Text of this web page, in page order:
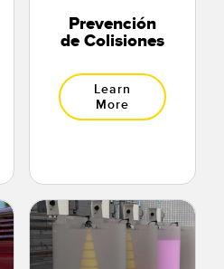
Prevención
de Colisiones
Learn
More